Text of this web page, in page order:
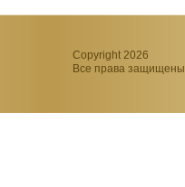
Copyright 2026
Все права защищены